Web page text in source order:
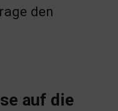
den
auf die